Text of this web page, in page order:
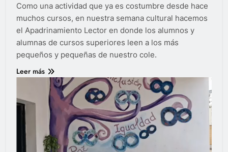
Como una actividad que ya es costumbre desde hace
muchos cursos, en nuestra semana cultural hacemos
el Apadrinamiento Lector en donde los alumnos y
alumnas de cursos superiores leen a los más
pequeños y pequeñas de nuestro cole.
Leer más